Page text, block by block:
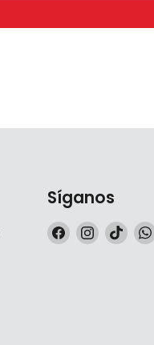
Síganos
Encuéntrenos